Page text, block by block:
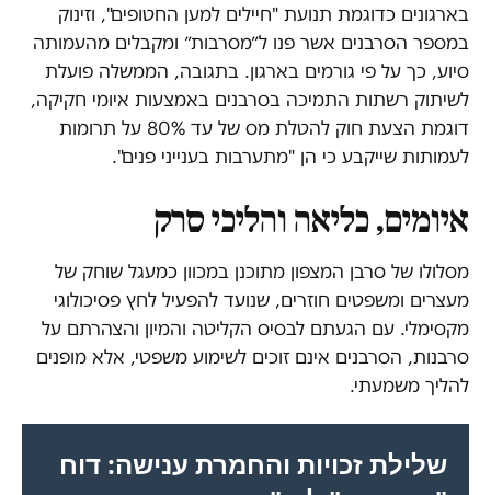
בארגונים כדוגמת תנועת "חיילים למען החטופים", וזינוק
במספר הסרבנים אשר פנו ל״מסרבות״ ומקבלים מהעמותה
סיוע, כך על פי גורמים בארגון. בתגובה, הממשלה פועלת
לשיתוק רשתות התמיכה בסרבנים באמצעות איומי חקיקה,
דוגמת הצעת חוק להטלת מס של עד 80% על תרומות
לעמותות שייקבע כי הן "מתערבות בענייני פנים".
איומים, כליאה והליכי סרק
מסלולו של סרבן המצפון מתוכנן במכוון כמעגל שוחק של
מעצרים ומשפטים חוזרים, שנועד להפעיל לחץ פסיכולוגי
מקסימלי. עם הגעתם לבסיס הקליטה והמיון והצהרתם על
סרבנות, הסרבנים אינם זוכים לשימוע משפטי, אלא מופנים
להליך משמעתי.